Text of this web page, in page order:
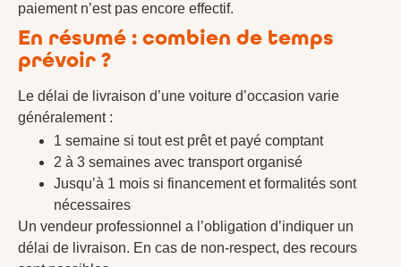
paiement n’est pas encore effectif.
En résumé : combien de temps
prévoir ?
Le délai de livraison d’une voiture d’occasion varie
généralement :
1 semaine si tout est prêt et payé comptant
2 à 3 semaines avec transport organisé
Jusqu’à 1 mois si financement et formalités sont
nécessaires
Un vendeur professionnel a l’obligation d’indiquer un
délai de livraison. En cas de non-respect, des recours